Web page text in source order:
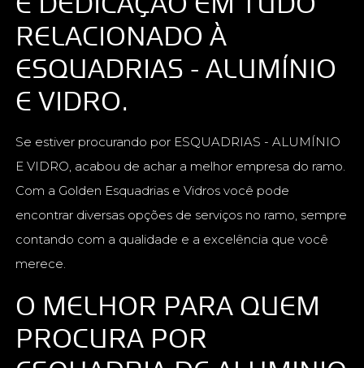
RELACIONADO À
ESQUADRIAS - ALUMÍNIO
E VIDRO.
Se estiver procurando por ESQUADRIAS - ALUMÍNIO
E VIDRO, acabou de achar a melhor empresa do ramo.
Com a Golden Esquadrias e Vidros você pode
encontrar diversas opções de serviços no ramo, sempre
contando com a qualidade e a excelência que você
merece.
O MELHOR PARA QUEM
PROCURA POR